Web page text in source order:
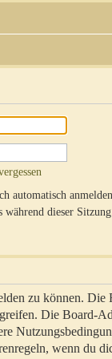
automatisch anmelden
dieser
zu können.
Die Board-
wenn du